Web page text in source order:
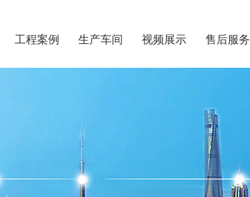
工程案例 生产车间 视频展示 售后服务